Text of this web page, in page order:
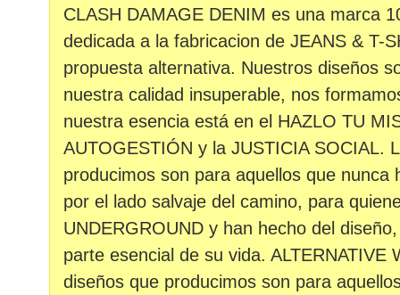
CLASH DAMAGE DENIM es una marca
dedicada a la fabricacion de JEANS & T-
propuesta alternativa. Nuestros diseños
nuestra calidad insuperable, nos
nuestra esencia está en el HAZLO TU
AUTOGESTIÓN y la JUSTICIA SOCIAL.
producimos son para aquellos que nunca
por el lado salvaje del camino, para
UNDERGROUND y han hecho del
parte esencial de su vida. ALTERNATIVE
diseños que producimos son para